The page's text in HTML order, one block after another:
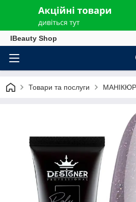
IBeauty Shop
Товари та послуги